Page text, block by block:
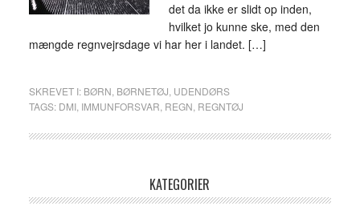
det da ikke er slidt op inden,
hvilket jo kunne ske, med den
mængde regnvejrsdage vi har her i landet. […]
SKREVET I: BØRN BØRNETØJ UDENDØRS
TAGS: DMI, IMMUNFORSVAR REGN REGNTØJ
KATEGORIER